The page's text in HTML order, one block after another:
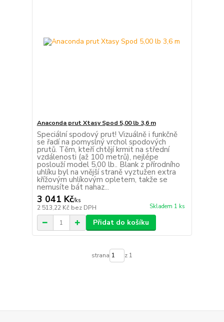
Anaconda prut Xtasy Spod 5,00 lb 3,6 m
Speciální spodový prut! Vizuálně i funkčně
se řadí na pomyslný vrchol spodových
prutů. Těm, kteří chtějí krmit na střední
vzdálenosti (až 100 metrů), nejlépe
poslouží model 5,00 lb.. Blank z přírodního
uhlíku byl na vnější straně vyztužen extra
křížovým uhlíkovým opletem, takže se
nemusíte bát nahaz...
3 041 Kč/ks
2 513,22 Kč bez DPH Skladem 1 ks
Přidat do košíku
strana z 1